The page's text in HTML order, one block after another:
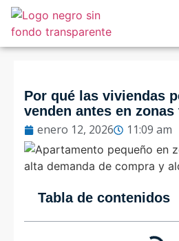
Por qué las viviendas
venden antes en
enero 12, 2026
11:09 am
Tabla de contenidos